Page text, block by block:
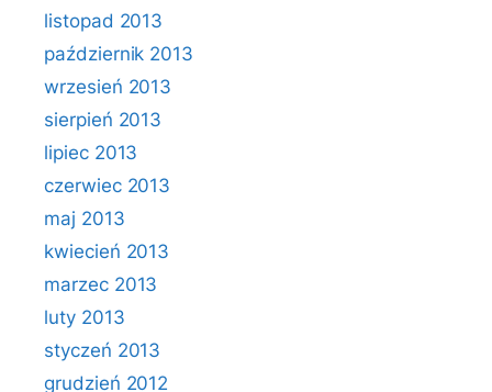
listopad 2013
październik 2013
wrzesień 2013
sierpień 2013
lipiec 2013
czerwiec 2013
maj 2013
kwiecień 2013
marzec 2013
luty 2013
styczeń 2013
grudzień 2012